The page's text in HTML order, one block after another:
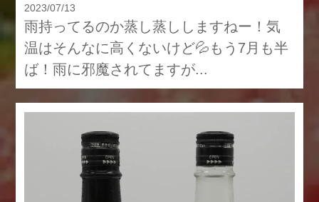
2023/07/13
雨持ってるのか蒸し蒸ししますねー！気
温はそんなに高くないけど💦もう7月も半
ば！雨に邪魔されてますが...